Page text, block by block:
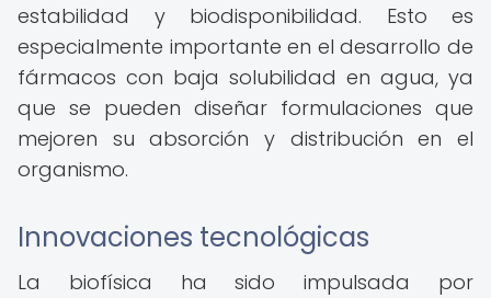
estabilidad y biodisponibilidad. Esto es
especialmente importante en el desarrollo de
fármacos con baja solubilidad en agua, ya
que se pueden diseñar formulaciones que
mejoren su absorción y distribución en el
organismo.
Innovaciones tecnológicas
La biofísica ha sido impulsada por